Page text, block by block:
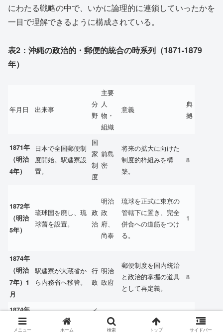
にわたる戦略の中で、いかに論理的に連鎖していったかを
一目で理解できるように構成されている。
表2：沖縄の政治的・郵便的統合の時系列（1871-1879
年）
年月日 出来事
分
野
主要
人
物・
組織
意義
典
拠
1871年
（明治
4年）
日本で全国郵便制
度開始。駅逓寮設
置。
国
家
制
度
前島
密
将来の拡大に向けた
制度的枠組みを構
築。
8
1872年
（明治
5年）
琉球国を廃し、琉
球藩を設置。
政
治
明治
政
府、
尚泰
琉球を正式に東京の
管轄下に置き、完全
併合への道筋をつけ
る。
1
1874年
（明治
7年）1
月
駅逓寮が大蔵省か
ら内務省へ移管。
行
政
明治
政府
郵便制度を国内統治
と政治的掌握の道具
として再定義。
8
1874年
（明治
7年）3
郵便仮役所が業務
を開始したと伝え
イ
駅逓
寮
郵便網の現場レベル
での展開が開始され
18
メニュー ホーム 検索 トップ サイドバー